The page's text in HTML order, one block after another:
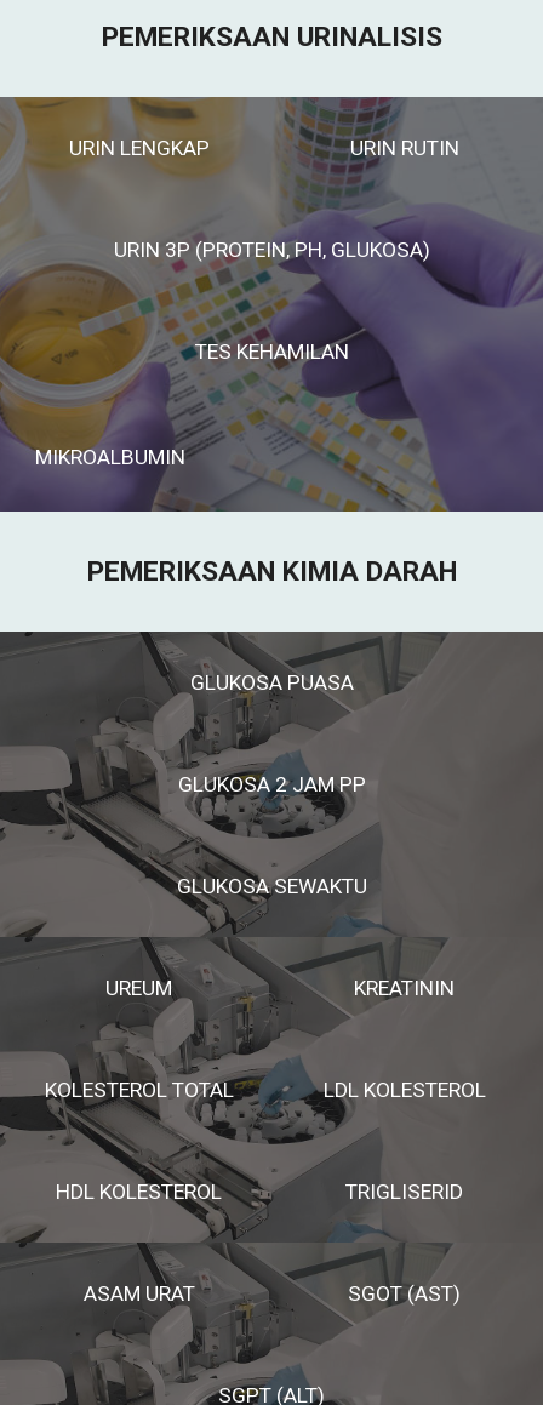
PEMERIKSAAN URINALISIS
URIN LENGKAP URIN RUTIN
URIN 3P (PROTEIN, PH, GLUKOSA)
TES KEHAMILAN
MIKROALBUMIN
PEMERIKSAAN KIMIA DARAH
GLUKOSA PUASA
GLUKOSA 2 JAM PP
GLUKOSA SEWAKTU
UREUM KREATININ
KOLESTEROL TOTAL LDL KOLESTEROL
HDL KOLESTEROL TRIGLISERID
ASAM URAT SGOT (AST)
SGPT (ALT)